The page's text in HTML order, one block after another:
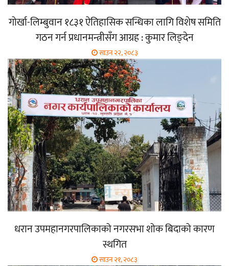
गोर्खा-लिम्बुवान १८३१ ऐतिहासिक सन्धिका लागि विशेष समिति
गठन गर्न प्रधानमन्त्रीसँग आग्रह : कुमार लिङ्देन
साउन २२, २०८३
धरान उपमहानगरपालिकाको नगरसभा शोक बिदाको कारण
स्थगित
साउन २१, २०८३